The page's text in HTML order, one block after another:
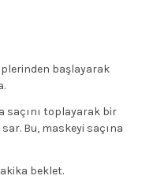
başlayarak
saçını toplayarak bir
Bu, maskeyi saçına
beklet.